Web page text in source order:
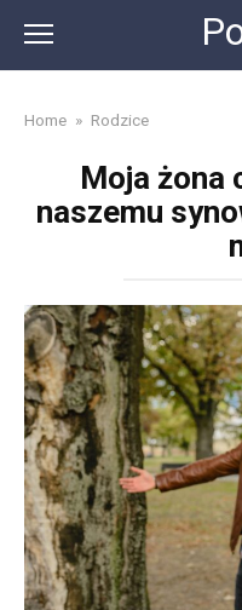
content
Home » Rodzice
Moja żona
naszemu